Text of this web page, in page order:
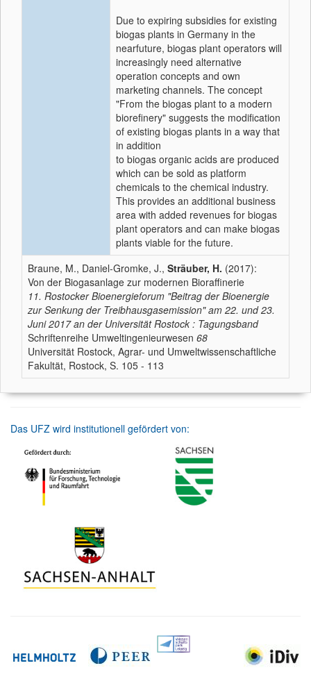
Due to expiring subsidies for existing
biogas plants in Germany in the
nearfuture, biogas plant operators will
increasingly need alternative
operation concepts and own
marketing channels. The concept
"From the biogas plant to a modern
biorefinery" suggests the modification
of existing biogas plants in a way that
in addition
to biogas organic acids are produced
which can be sold as platform
chemicals to the chemical industry.
This provides an additional business
area with added revenues for biogas
plant operators and can make biogas
plants viable for the future.
Braune, M., Daniel-Gromke, J., Sträuber, H. (2017):
Von der Biogasanlage zur modernen Bioraffinerie
11. Rostocker Bioenergieforum "Beitrag der Bioenergie
zur Senkung der Treibhausgasemission" am 22. und 23.
Juni 2017 an der Universität Rostock : Tagungsband
Schriftenreihe Umweltingenieurwesen 68
Universität Rostock, Agrar- und Umweltwissenschaftliche
Fakultät, Rostock, S. 105 - 113
Das UFZ wird institutionell gefördert von: